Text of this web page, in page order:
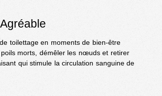
toilettage en moments de bien-être
morts, démêler les nœuds et retirer
qui stimule la circulation sanguine de